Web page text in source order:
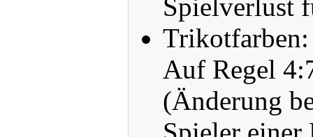
Spielverlust
Trikotfarben:
Auf Regel
(Änderung